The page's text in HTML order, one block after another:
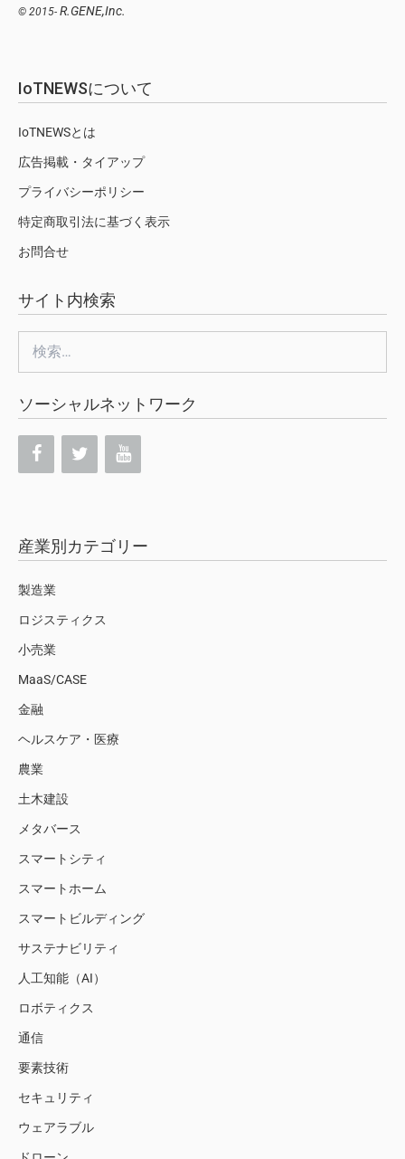
© 2015- R.GENE,Inc.
IoTNEWSについて
IoTNEWSとは
広告掲載・タイアップ
プライバシーポリシー
特定商取引法に基づく表示
お問合せ
サイト内検索
索:
ソーシャルネットワーク
産業別カテゴリー
製造業
ロジスティクス
小売業
MaaS/CASE
金融
ヘルスケア・医療
農業
土木建設
メタバース
スマートシティ
スマートホーム
スマートビルディング
サステナビリティ
人工知能（AI）
ロボティクス
通信
要素技術
セキュリティ
ウェアラブル